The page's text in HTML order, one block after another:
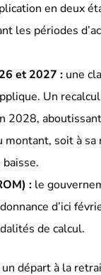
en deux
les périodes
et 2027 : une
Un
2028,
montant, soit à sa
: le
d’ici
de calcul.
un départ à la